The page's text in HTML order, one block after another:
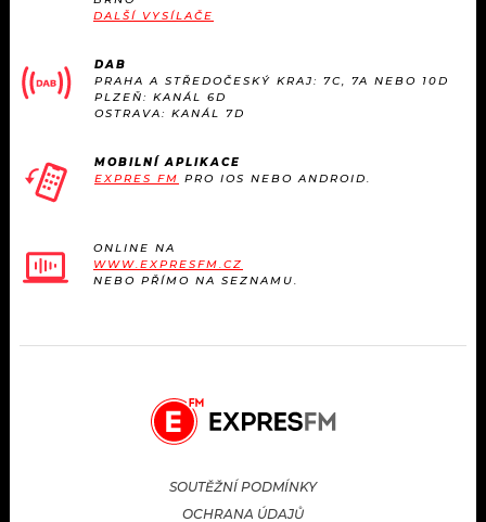
DALŠÍ VYSÍLAČE
DAB
PRAHA A STŘEDOČESKÝ KRAJ: 7C, 7A NEBO 10D
PLZEŇ: KANÁL 6D
OSTRAVA: KANÁL 7D
MOBILNÍ APLIKACE
EXPRES FM PRO IOS NEBO ANDROID.
ONLINE NA
WWW.EXPRESFM.CZ
NEBO PŘÍMO NA SEZNAMU.
SOUTĚŽNÍ PODMÍNKY
OCHRANA ÚDAJŮ